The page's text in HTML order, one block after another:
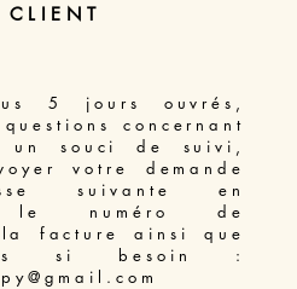
CLIENT
5 jours ouvrés,
concernant
un souci de suivi,
votre demande
suivante en
le numéro de
la facture ainsi que
si besoin :